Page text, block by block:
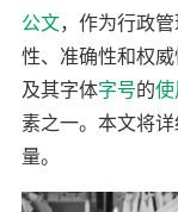
公文，作为行政
性、准确性和权威
及其字体字号的
素之一。本文将
量。